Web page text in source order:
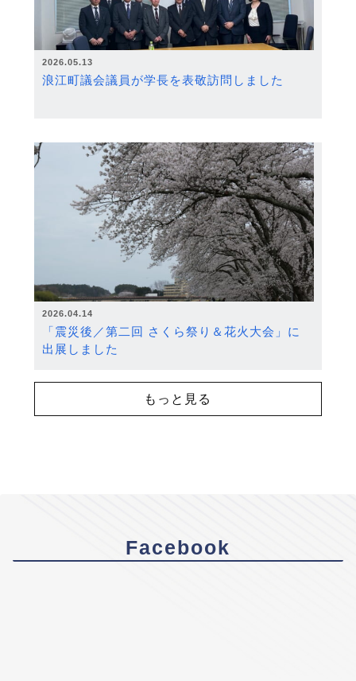
2026.05.13
浪江町議会議員が学長を表敬訪問しました
2026.04.14
「震災後／第二回 さくら祭り＆花火大会」に
出展しました
もっと見る
Facebook